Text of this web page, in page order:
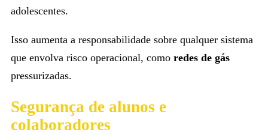
adolescentes.
Isso aumenta a responsabilidade sobre qualquer sistema
que envolva risco operacional, como redes de gás
pressurizadas.
Segurança de alunos e
colaboradores